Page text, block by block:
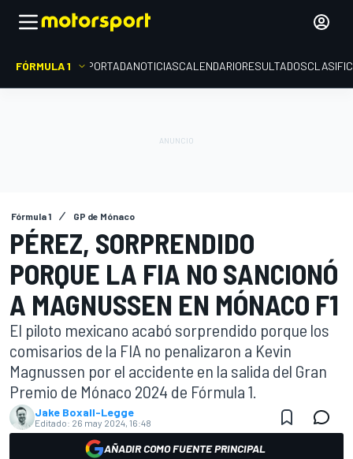
FÓRMULA 1 PORTADANOTICIASCALENDARIORESULTADOS
Fórmula 1 GP de Mónaco
PÉREZ, SORPRENDIDO
PORQUE LA FIA NO SANCIONÓ
A MAGNUSSEN EN MÓNACO F1
El piloto mexicano acabó sorprendido porque los
comisarios de la FIA no penalizaron a Kevin
Magnussen por el accidente en la salida del Gran
Premio de Mónaco 2024 de Fórmula 1.
Jake Boxall-Legge
Editado: 26 may 2024, 16:48
AÑADIR COMO FUENTE PRINCIPAL